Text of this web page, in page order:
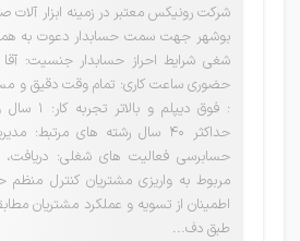
شرکت رونیکس معتبر در زمینه ابزار
بوشهر جهت سمت حسابدار دعوت به
شغی شرایط احراز حسابدار جنسیت:
حضوری ساعت کاری: تمام وقت دقیق و
: فوق
حداکثر 40 سال رشته های مرتبط:
حسابرسی فعالیت های شغلی: دریافت،
مربوط به واریزی مشتریان کنترل
اطمینان از تسویه و عملکرد مشتریان
طبق دف...